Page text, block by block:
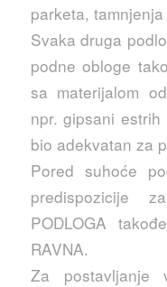
parketa,
Svaka druga
podne obloge
sa materijalom
npr. gipsani
bio adekvatan za
Pored suhoće
predispozicije
PODLOGA
RAVNA.
Za postavljanje